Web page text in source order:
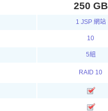
250 GB
1 JSP 網站
10
5組
RAID 10